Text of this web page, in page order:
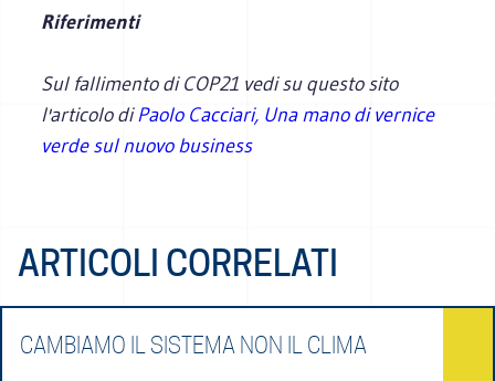
Riferimenti
Sul fallimento di COP21 vedi su questo sito
l'articolo diPaolo Cacciari, Una mano di vernice
verde sul nuovo business
ARTICOLI CORRELATI
CAMBIAMO IL SISTEMA NON IL CLIMA